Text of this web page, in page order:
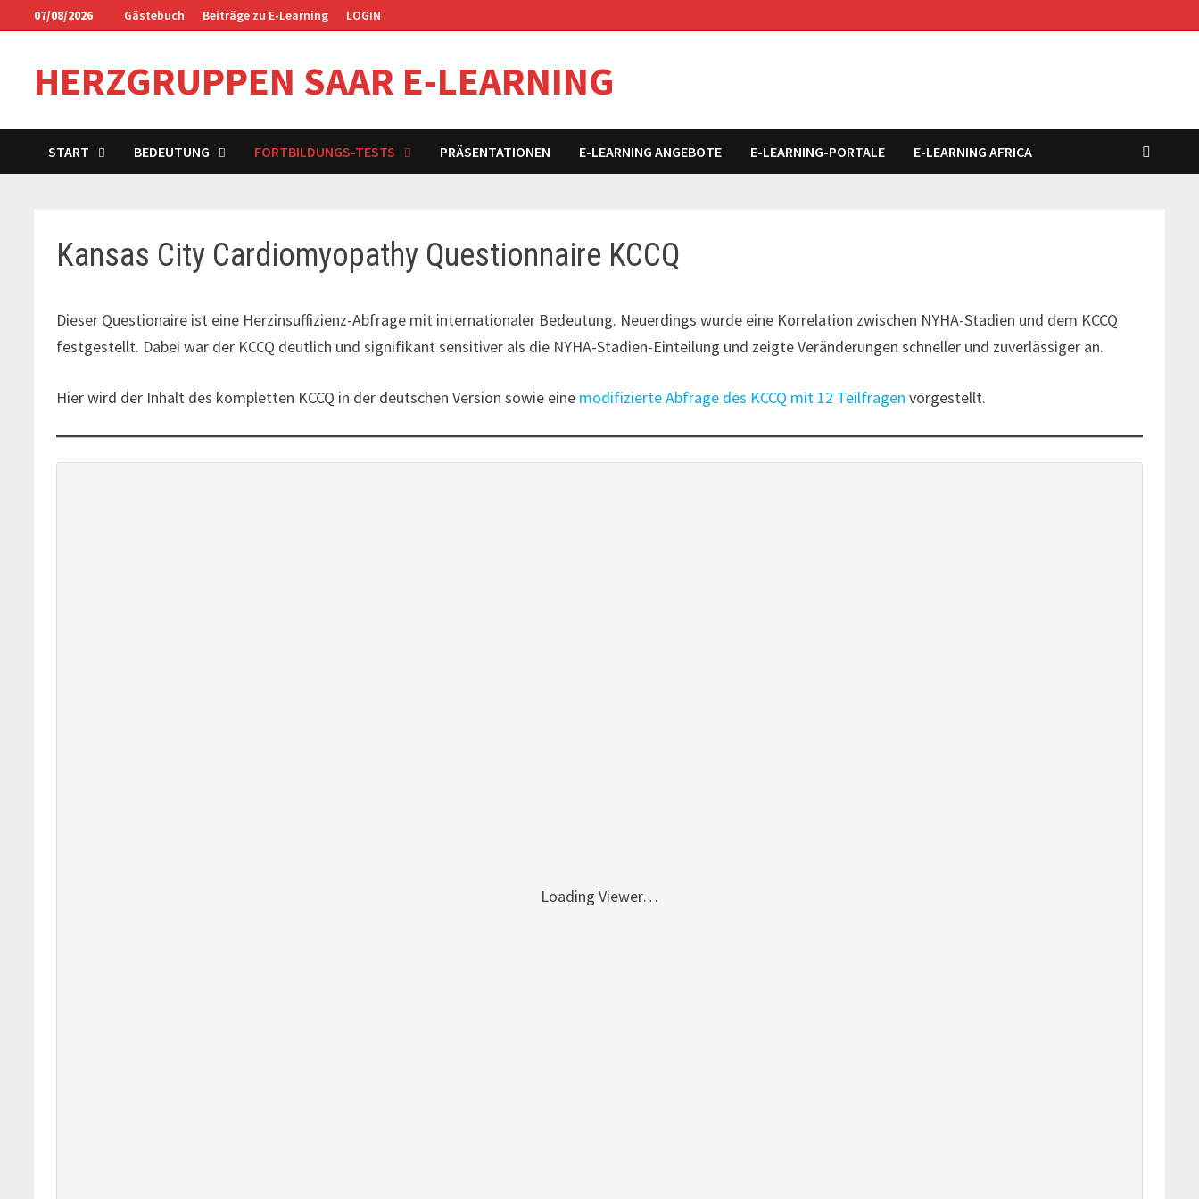
Inhalt
07/08/2026 Gästebuch Beiträge zu E-Learning LOGIN
HERZGRUPPEN SAAR E-LEARNING
START BEDEUTUNG FORTBILDUNGS-TESTS PRÄSENTATIONEN E-LEARNING ANGEBOTE E-LEARNING-PORTALE E-LEARNING AFRICA
Kansas City Cardiomyopathy Questionnaire KCCQ
Dieser Questionaire ist eine Herzinsuffizienz-Abfrage mit internationaler Bedeutung. Neuerdings wurde eine Korrelation zwischen NYHA-Stadien und dem KCCQ
festgestellt. Dabei war der KCCQ deutlich und signifikant sensitiver als die NYHA-Stadien-Einteilung und zeigte Veränderungen schneller und zuverlässiger an.
Hier wird der Inhalt des kompletten KCCQ in der deutschen Version sowie eine modifizierte Abfrage des KCCQ mit 12 Teilfragen vorgestellt.
Loading Viewer…